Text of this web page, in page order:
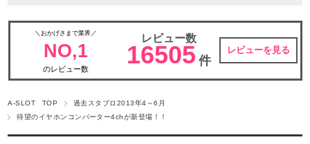
＼おかげさまで業界／
NO,1
のレビュー数
レビュー数
16505 件
レビューを見る
A-SLOT TOP
過去スタブロ2013年4～6月
待望のイヤホンコンバーター4chが新登場！！